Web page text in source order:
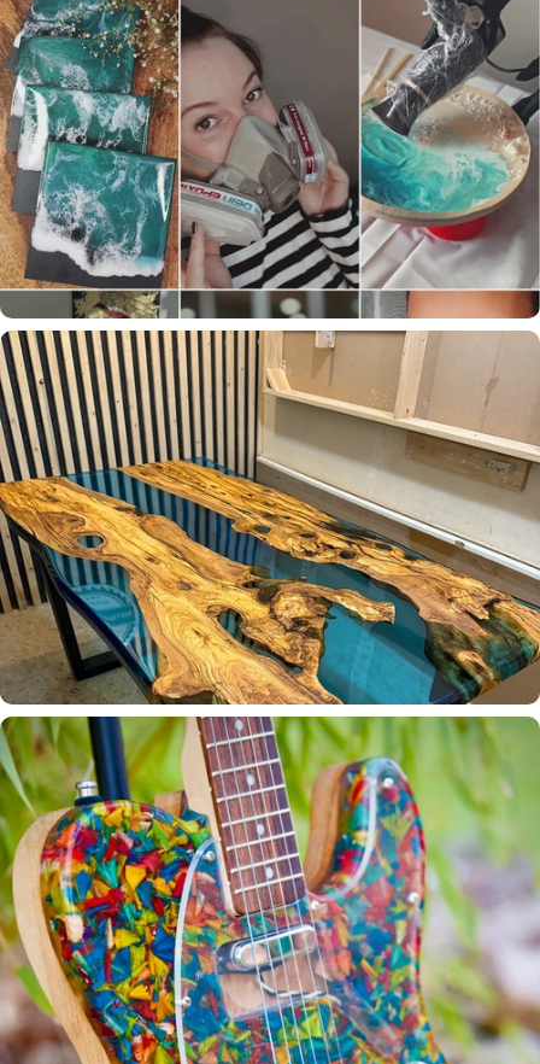
@sarah3d.art
Spacebär
Amazon Choice Award &
Bestseller!
@Riat Yontar
Epoxidharz Rivertable